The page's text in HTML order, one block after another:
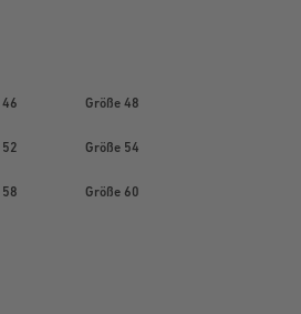
46 Größe 48
52 Größe 54
58 Größe 60